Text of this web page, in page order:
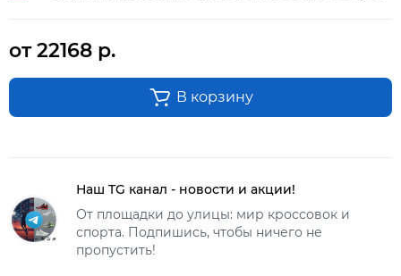
от 22168 р.
В корзину
Наш TG канал - новости и акции!
От площадки до улицы: мир кроссовок и
спорта. Подпишись, чтобы ничего не
пропустить!